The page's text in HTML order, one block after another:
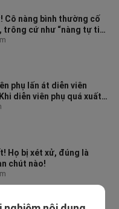
Cô nàng bình thường cố
trông cứ như “nàng tự tin
phụ lấn át diễn viên
diễn viên phụ quá xuất
chính chỉ còn biết
Họ bị xét xử, đúng là
chút nào!